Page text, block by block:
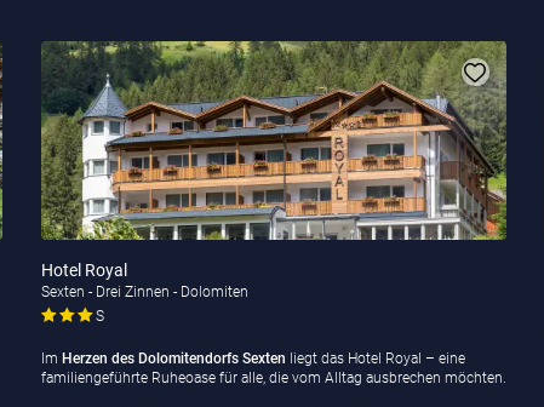
Hotel Royal
Sexten - Drei Zinnen - Dolomiten
S
Im Herzen des Dolomitendorfs Sexten liegt das Hotel Royal – eine
familiengeführte Ruheoase für alle, die vom Alltag ausbrechen möchten.